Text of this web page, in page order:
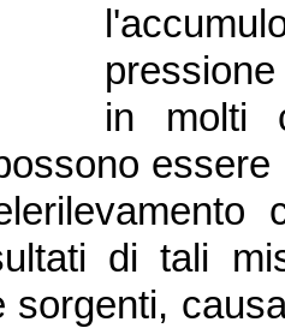
in molti
di tali
sorgenti,